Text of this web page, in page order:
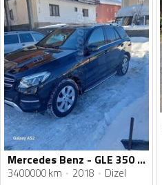
Mercedes Benz - GLE 350 - 3.0
3400000 km 2018 Dizel